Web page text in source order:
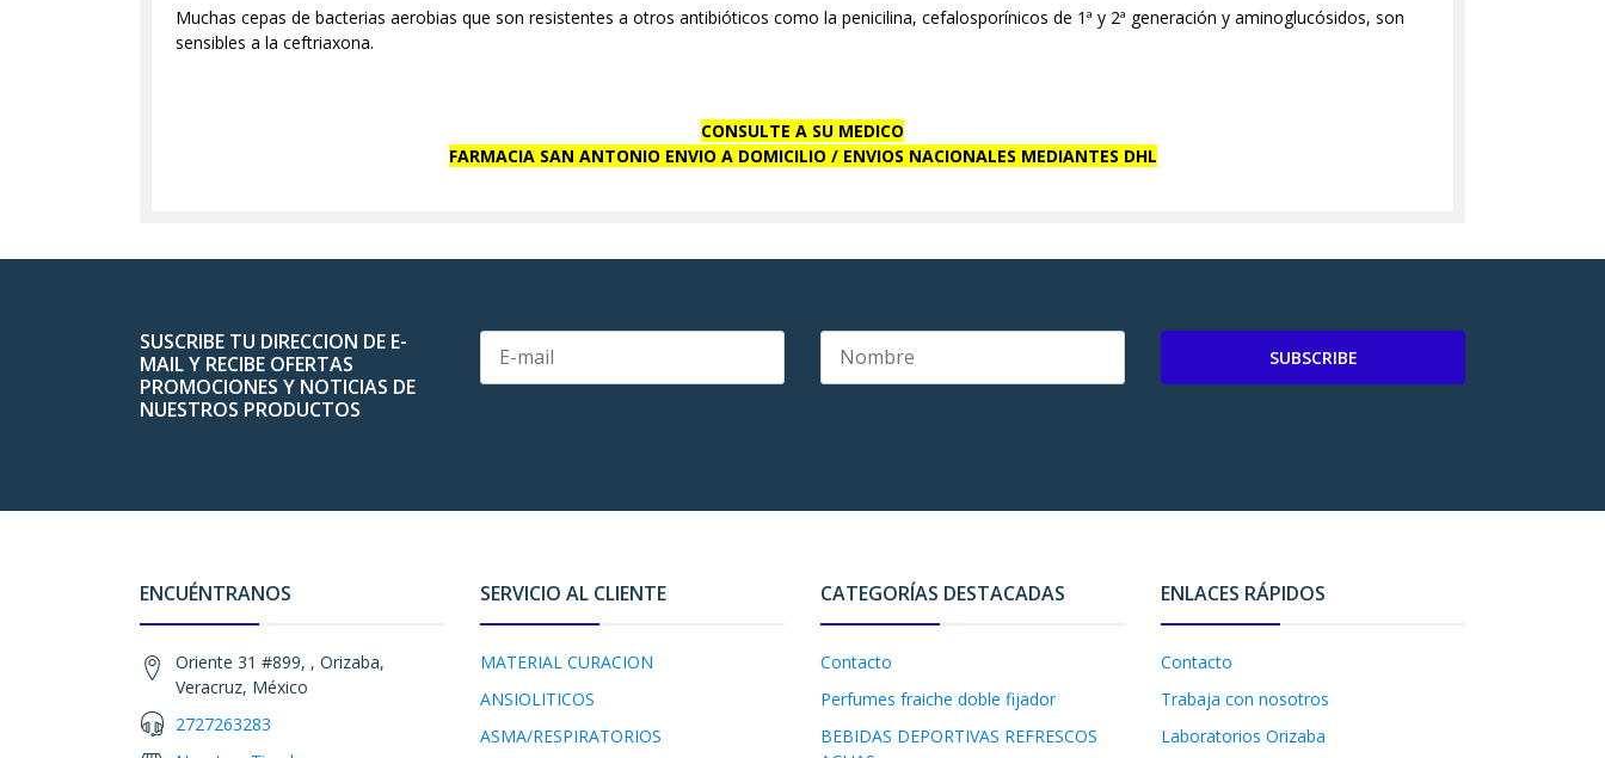
Muchas cepas de bacterias aerobias que son resistentes a otros antibióticos como la penicilina, cefalosporínicos de 1ª y 2ª generación y aminoglucósidos, son
sensibles a la ceftriaxona.
CONSULTE A SU MEDICO
FARMACIA SAN ANTONIO ENVIO A DOMICILIO / ENVIOS NACIONALES MEDIANTES DHL
SUSCRIBE TU DIRECCION DE E-
MAIL Y RECIBE OFERTAS
PROMOCIONES Y NOTICIAS DE
NUESTROS PRODUCTOS
SUBSCRIBE
ENCUÉNTRANOS
Oriente 31 #899, , Orizaba,
Veracruz, México
2727263283
SERVICIO AL CLIENTE
MATERIAL CURACION
ANSIOLITICOS
ASMA/RESPIRATORIOS
CATEGORÍAS DESTACADAS
Contacto
Perfumes fraiche doble fijador
BEBIDAS DEPORTIVAS REFRESCOS
ENLACES RÁPIDOS
Contacto
Trabaja con nosotros
Laboratorios Orizaba